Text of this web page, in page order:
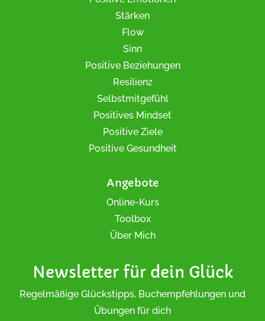
Stärken
Flow
Sinn
Positive Beziehungen
Resilienz
Selbstmitgefühl
Positives Mindset
Positive Ziele
Positive Gesundheit
Angebote
Online-Kurs
Toolbox
Über Mich
Newsletter für dein Glück
Regelmäßige Glückstipps, Buchempfehlungen und
Übungen für dich